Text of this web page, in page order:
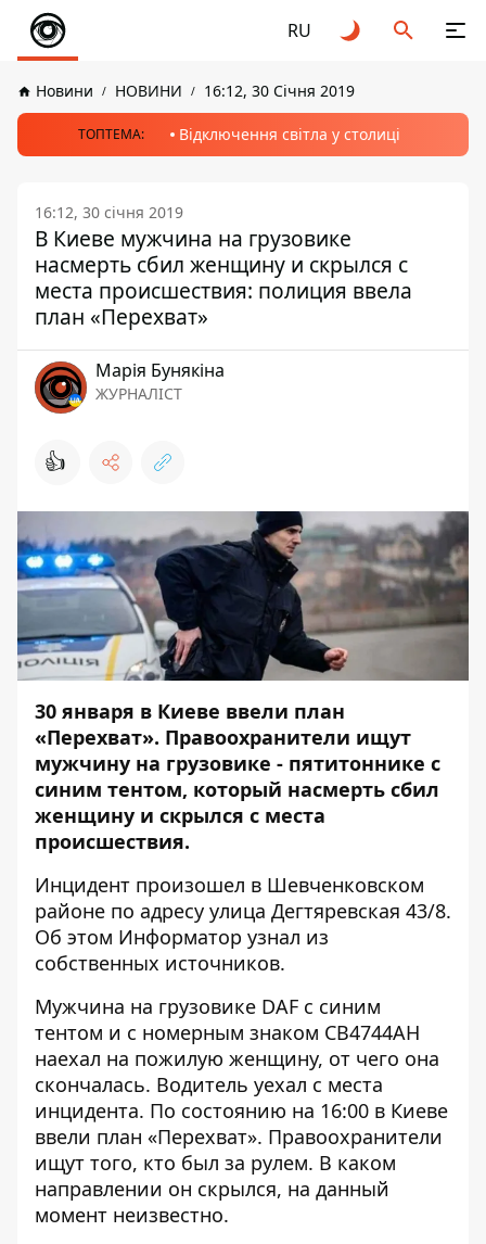
RU
Новини НОВИНИ 16:12, 30 Січня 2019
ТОПТЕМА: Відключення світла у столиці
16:12, 30 січня 2019
В Киеве мужчина на грузовике
насмерть сбил женщину и скрылся с
места происшествия: полиция ввела
план «Перехват»
Марія Бунякіна
ЖУРНАЛІСТ
👍
30 января в Киеве ввели план
«Перехват». Правоохранители ищут
мужчину на грузовике - пятитоннике с
синим тентом, который насмерть сбил
женщину и скрылся с места
происшествия.
Инцидент произошел в Шевченковском
районе по адресу улица Дегтяревская 43/8.
Об этом Информатор узнал из
собственных источников.
Мужчина на грузовике DAF с синим
тентом и с номерным знаком СВ4744АН
наехал на пожилую женщину, от чего она
скончалась. Водитель уехал с места
инцидента. По состоянию на 16:00 в Киеве
ввели план «Перехват». Правоохранители
ищут того, кто был за рулем. В каком
направлении он скрылся, на данный
момент неизвестно.